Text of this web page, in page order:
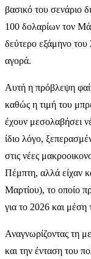
βασικό του σενάριο
100 δολαρίων τον
δεύτερο εξάμηνο
αγορά.
Αυτή η πρόβλεψη
καθώς η τιμή του
έχουν μεσολαβήσει
ίδιο λόγο,
στις νέες
Πέμπτη, αλλά είχαν
Μαρτίου), το οποίο
για το 2026 και
Αναγνωρίζοντας τη
και την ένταση του